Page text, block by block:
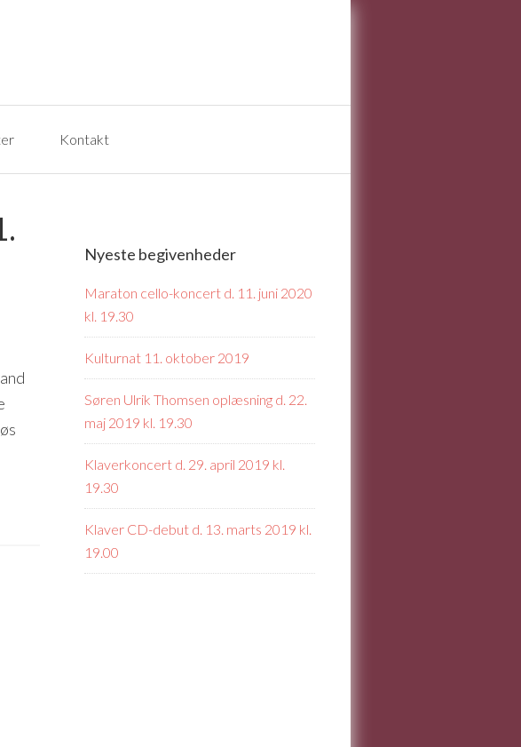
Kontakt
Nyeste begivenheder
Maraton cello-koncert d. 11. juni 2020
kl. 19.30
Kulturnat 11. oktober 2019
Søren Ulrik Thomsen oplæsning d. 22.
maj 2019 kl. 19.30
Klaverkoncert d. 29. april 2019 kl.
19.30
Klaver CD-debut d. 13. marts 2019 kl.
19.00